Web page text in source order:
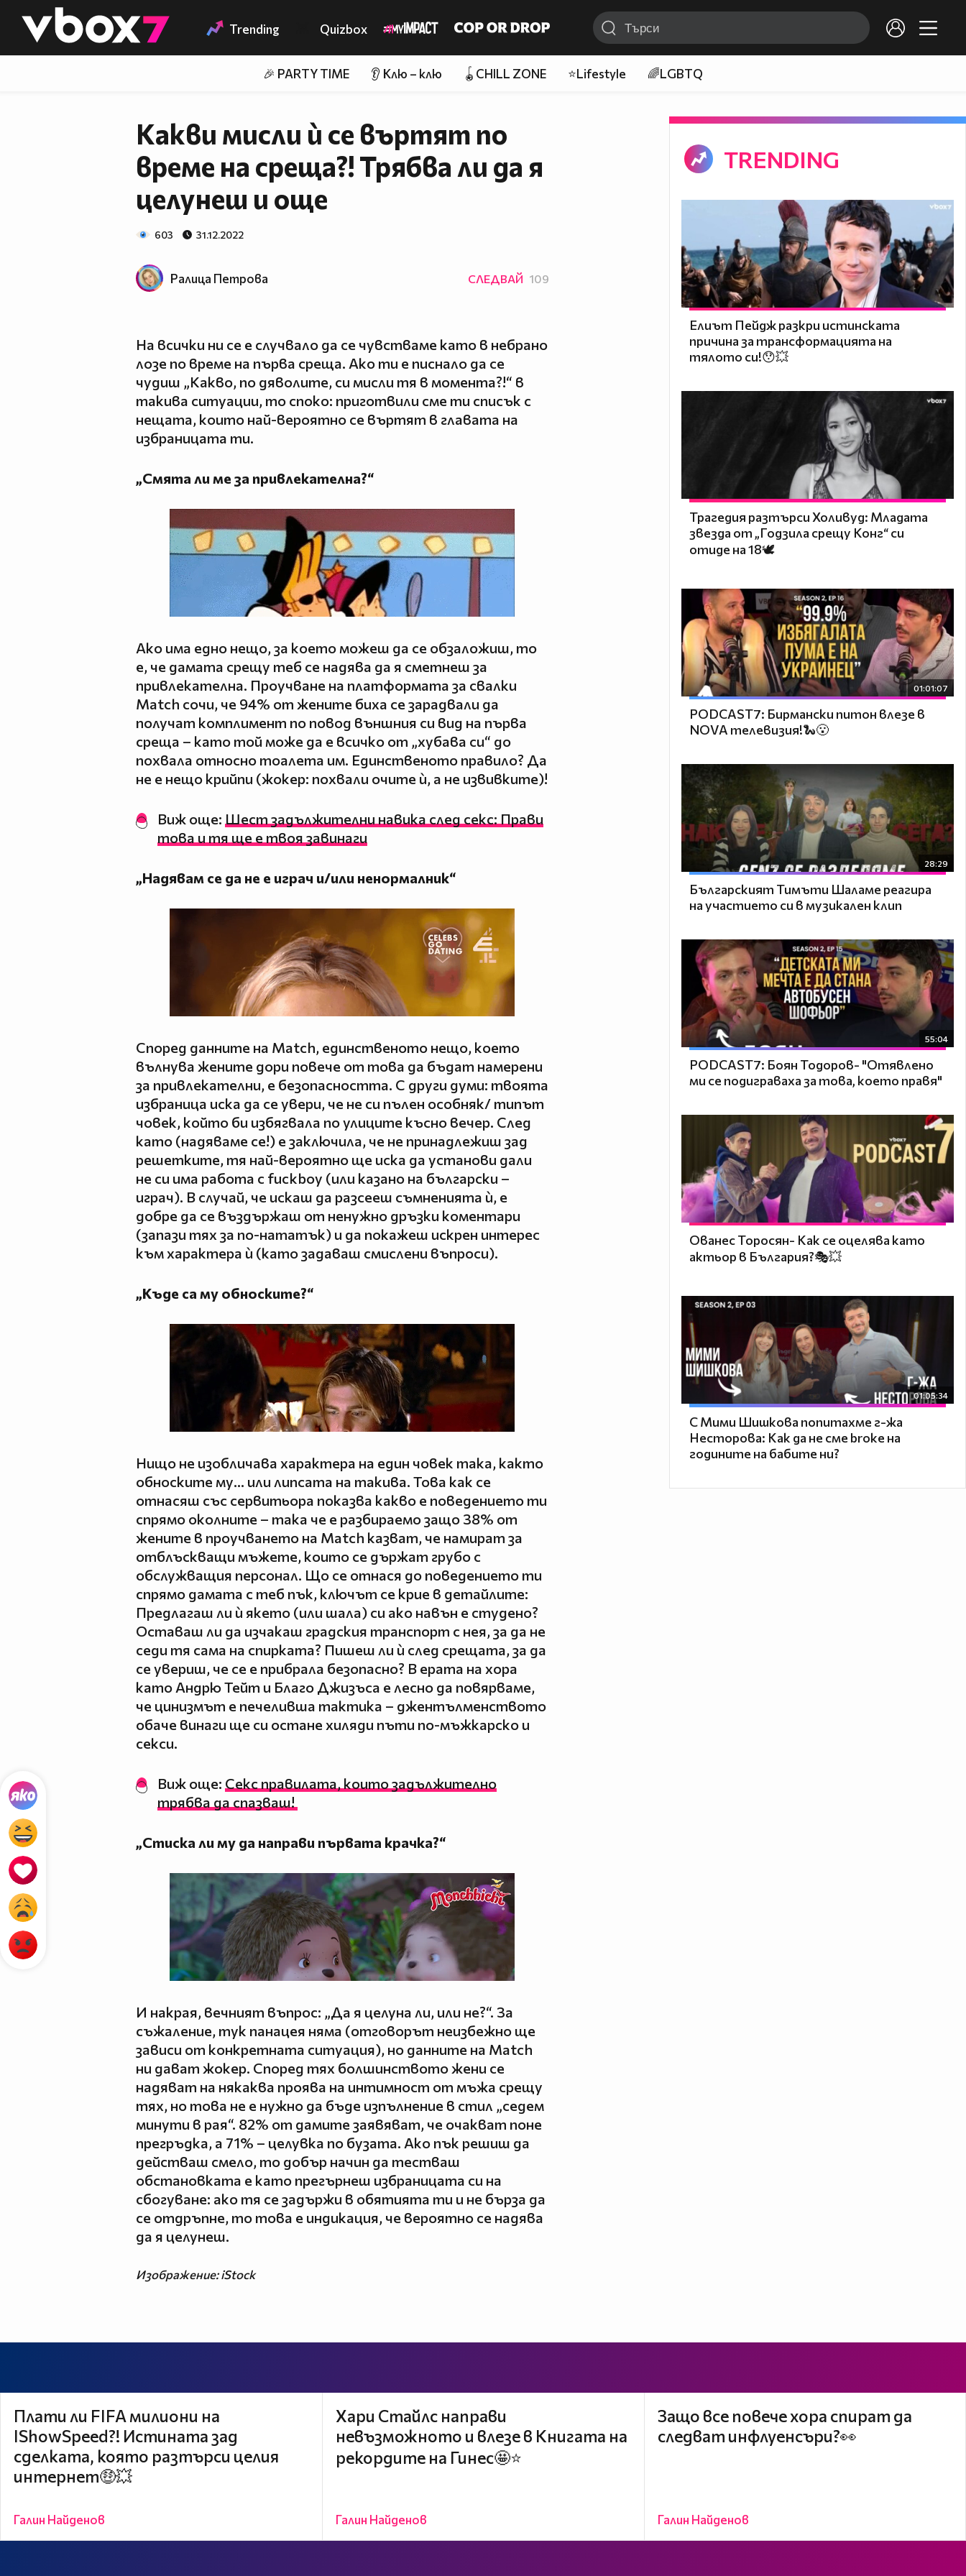
👾 Trending Quizbox
🎉 PARTY TIME 👂 Клю – клю 🪀CHILL ZONE ⭐Lifestyle 🌈LGBTQ
Какви мисли ѝ се въртят по
време на среща?! Трябва ли да я
целунеш и още
603 31.12.2022
Ралица Петровa СЛЕДВАЙ 109
На всички ни се е случвало да се чувстваме като в небрано
лозе по време на първа среща. Ако ти е писнало да се
чудиш „Какво, по дяволите, си мисли тя в момента?!“ в
такива ситуации, то споко: приготвили сме ти списък с
нещата, които най-вероятно се въртят в главата на
избраницата ти.
„Смята ли ме за привлекателна?“
Ако има едно нещо, за което можеш да се обзаложиш, то
е, че дамата срещу теб се надява да я сметнеш за
привлекателна. Проучване на платформата за свалки
Match сочи, че 94% от жените биха се зарадвали да
получат комплимент по повод външния си вид на първа
среща – като той може да е всичко от „хубава си“ до
похвала относно тоалета им. Единственото правило? Да
не е нещо крийпи (жокер: похвали очите ѝ, а не извивките)!
Виж още: Шест задължителни навика след секс: Прави
това и тя ще е твоя завинаги
„Надявам се да не е играч и/или ненормалник“
Според данните на Match, единственото нещо, което
вълнува жените дори повече от това да бъдат намерени
за привлекателни, е безопасността. С други думи: твоята
избраница иска да се увери, че не си пълен особняк/ типът
човек, който би избягвала по улиците късно вечер. След
като (надяваме се!) е заключила, че не принадлежиш зад
решетките, тя най-вероятно ще иска да установи дали
не си има работа с fuckboy (или казано на български –
играч). В случай, че искаш да разсееш съмненията ѝ, е
добре да се въздържаш от ненужно дръзки коментари
(запази тях за по-нататък) и да покажеш искрен интерес
към характера ѝ (като задаваш смислени въпроси).
„Къде са му обноските?“
Нищо не изобличава характера на един човек така, както
обноските му… или липсата на такива. Това как се
отнасяш със сервитьора показва какво е поведението ти
спрямо околните – така че е разбираемо защо 38% от
жените в проучването на Match казват, че намират за
отблъскващи мъжете, които се държат грубо с
обслужващия персонал. Що се отнася до поведението ти
спрямо дамата с теб пък, ключът се крие в детайлите:
Предлагаш ли ѝ якето (или шала) си ако навън е студено?
Оставаш ли да изчакаш градския транспорт с нея, за да не
седи тя сама на спирката? Пишеш ли ѝ след срещата, за да
се увериш, че се е прибрала безопасно? В ерата на хора
като Андрю Тейт и Благо Джизъса е лесно да повярваме,
че цинизмът е печеливша тактика – джентълменството
обаче винаги ще си остане хиляди пъти по-мъжкарско и
секси.
Виж още: Секс правилата, които задължително
трябва да спазваш!
„Стиска ли му да направи първата крачка?“
И накрая, вечният въпрос: „Да я целуна ли, или не?“. За
съжаление, тук панацея няма (отговорът неизбежно ще
зависи от конкретната ситуация), но данните на Match
ни дават жокер. Според тях болшинството жени се
надяват на някаква проява на интимност от мъжа срещу
тях, но това не е нужно да бъде изпълнение в стил „седем
минути в рая“. 82% от дамите заявяват, че очакват поне
прегръдка, а 71% – целувка по бузата. Ако пък решиш да
действаш смело, то добър начин да тестваш
обстановката е като прегърнеш избраницата си на
сбогуване: ако тя се задържи в обятията ти и не бърза да
се отдръпне, то това е индикация, че вероятно се надява
да я целунеш.
Изображение: iStock
Плати ли FIFA милиони на
IShowSpeed?! Истината зад
сделката, която разтърси целия
интернет🤑💥
Галин Найденов
Хари Стайлс направи
невъзможното и влезе в Книгата на
рекордите на Гинес🤩⭐
Галин Найденов
Защо все повече хора спират да
следват инфлуенсъри?👀
Галин Найденов
TRENDING
Елиът Пейдж разкри истинската
причина за трансформацията на
тялото си!😯💥
Трагедия разтърси Холивуд: Младата
звезда от „Годзила срещу Конг“ си
отиде на 18🕊️
01:01:07
PODCAST7: Бирмански питон влезе в
NOVA телевизия!🐍😮
28:29
Българският Тимъти Шаламе реагира
на участието си в музикален клип
55:04
PODCAST7: ‪Боян Тодоров- "Отявлено
ми се подиграваха за това, което правя"
Ованес Торосян- Как се оцелява като
актьор в България?🎭💥
01:05:34
С Мими Шишкова попитахме г-жа
Несторова: Как да не сме broke на
годините на бабите ни?